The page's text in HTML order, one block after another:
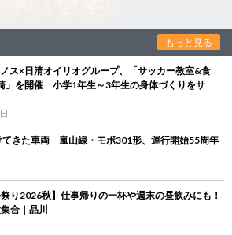
もっと見る
ス×日清オイリオグループ、「サッカー教室&食
」を開催 小学1年生～3年生の身体づくりをサ
てきた車両 嵐山線・モボ301形、運行開始55周年
り2026秋】仕事帰りの一杯や週末の昼飲みにも！
合｜品川